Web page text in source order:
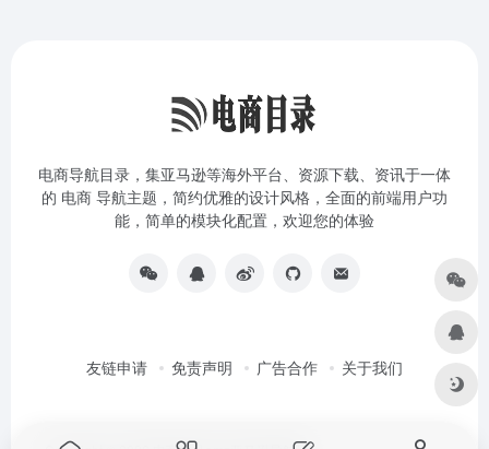
电商导航目录，集亚马逊等海外平台、资源下载、资讯于一体
的 电商 导航主题，简约优雅的设计风格，全面的前端用户功
能，简单的模块化配置，欢迎您的体验
友链申请 免责声明 广告合作 关于我们